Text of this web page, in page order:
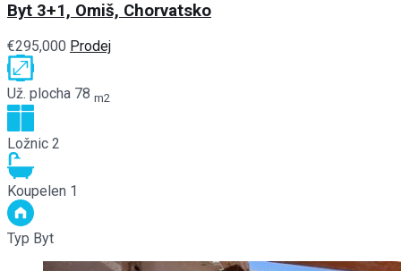
Byt 3+1, Omiš, Chorvatsko
€295,000 Prodej
Už. plocha 78 m2
Ložnic 2
Koupelen 1
Typ Byt